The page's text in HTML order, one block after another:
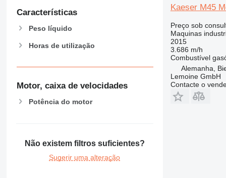
Características
Peso líquido
Horas de utilização
Motor, caixa de velocidades
Potência do motor
Não existem filtros suficientes?
Sugerir uma alteração
Kaeser M45
Preço sob
Maquinas
2015
3.686 m/h
Combustível
Alemanha,
Lemoine GmbH
Contacte o